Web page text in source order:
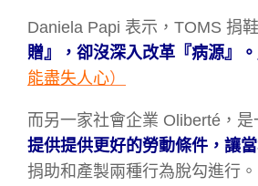
Daniela Papi 表示，TOMS 捐
贈』，卻沒深入改革『病源』。
能盡失人心）
而另一家社會企業 Oliberté，
提供提供更好的勞動條件，讓
捐助和產製兩種行為脫勾進行